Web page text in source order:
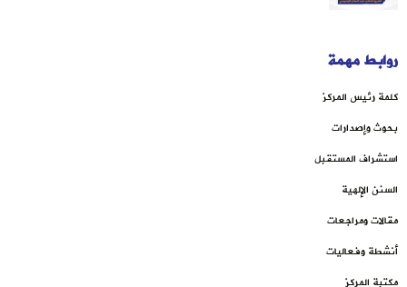
روابط مهمة
كلمة رئيس المركز
بحوث وإصدارات
استشراف المستقبل
السنن الإلهية
مقالات ومراجعات
أنشطة وفعاليات
مكتبة المركز